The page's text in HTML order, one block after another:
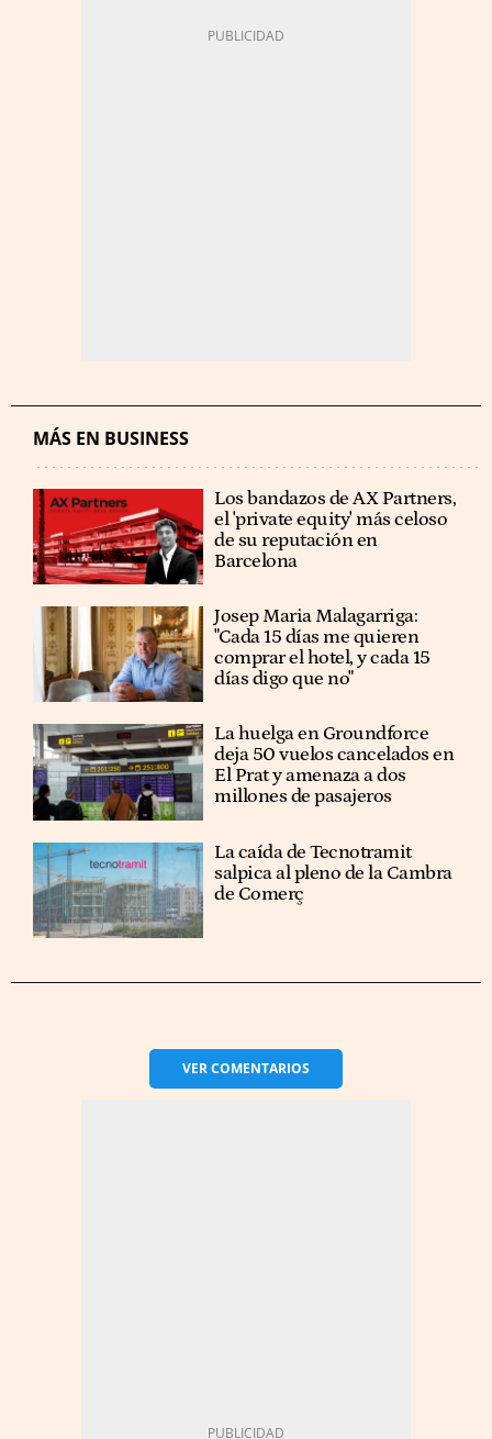
MÁS EN BUSINESS
Los bandazos de AX Partners,
el 'private equity' más celoso
de su reputación en
Barcelona
​​Josep Maria Malagarriga:
"Cada 15 días me quieren
comprar el hotel, y cada 15
días digo que no"
La huelga en Groundforce
deja 50 vuelos cancelados en
El Prat y amenaza a dos
millones de pasajeros
La caída de Tecnotramit
salpica al pleno de la Cambra
de Comerç
VERCOMENTARIOS